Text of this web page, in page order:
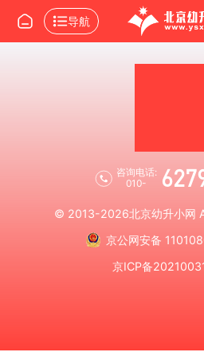
导航
咨询电话:
010-
© 2013-2026北京幼升小网
京公网安备
京ICP备